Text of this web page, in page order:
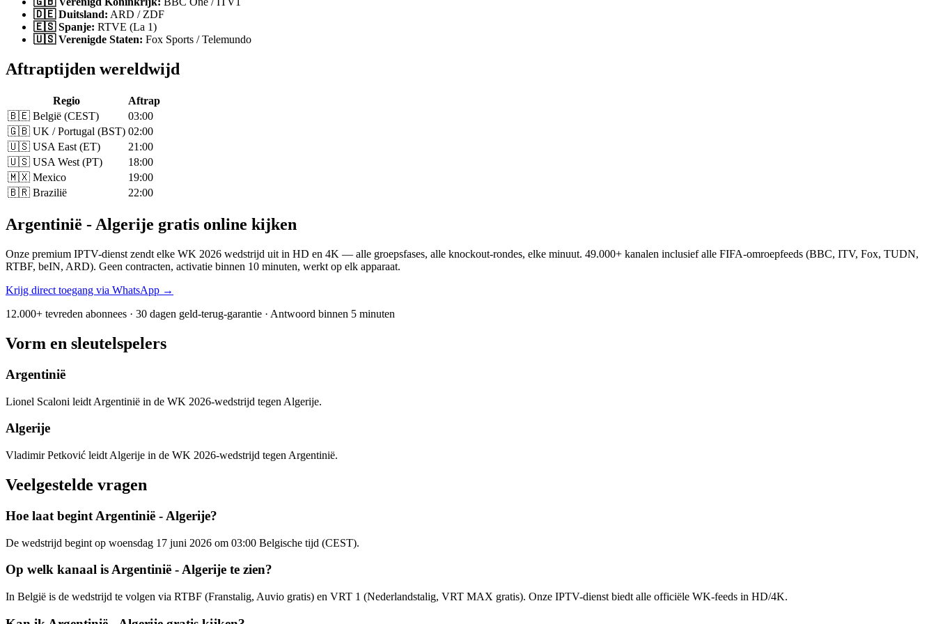
🇩🇪 Duitsland: ARD / ZDF
🇪🇸 Spanje: RTVE (La 1)
🇺🇸 Verenigde Staten: Fox Sports / Telemundo
Aftraptijden wereldwijd
Regio
Aftrap
🇧🇪 België (CEST)
03:00
🇬🇧 UK / Portugal (BST) 02:00
🇺🇸 USA East (ET)
21:00
🇺🇸 USA West (PT)
18:00
🇲🇽 Mexico
19:00
🇧🇷 Brazilië
22:00
Argentinië - Algerije gratis online kijken
Onze premium IPTV-dienst zendt elke WK 2026 wedstrijd uit in HD en 4K — alle groepsfases, alle knockout-rondes, elke minuut. 49.000+ kanalen inclusief alle FIFA-omroepfeeds (BBC, ITV, Fox, TUDN,
RTBF, beIN, ARD). Geen contracten, activatie binnen 10 minuten, werkt op elk apparaat.
Krijg direct toegang via WhatsApp →
12.000+ tevreden abonnees · 30 dagen geld-terug-garantie · Antwoord binnen 5 minuten
Vorm en sleutelspelers
Argentinië
Lionel Scaloni leidt Argentinië in de WK 2026-wedstrijd tegen Algerije.
Algerije
Vladimir Petković leidt Algerije in de WK 2026-wedstrijd tegen Argentinië.
Veelgestelde vragen
Hoe laat begint Argentinië - Algerije?
De wedstrijd begint op woensdag 17 juni 2026 om 03:00 Belgische tijd (CEST).
Op welk kanaal is Argentinië - Algerije te zien?
In België is de wedstrijd te volgen via RTBF (Franstalig, Auvio gratis) en VRT 1 (Nederlandstalig, VRT MAX gratis). Onze IPTV-dienst biedt alle officiële WK-feeds in HD/4K.